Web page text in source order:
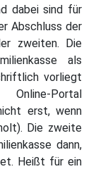
dabei sind für
Abschluss der
zweiten. Die
als
vorliegt
Portal
erst, wenn
Die zweite
dann,
Heißt für ein